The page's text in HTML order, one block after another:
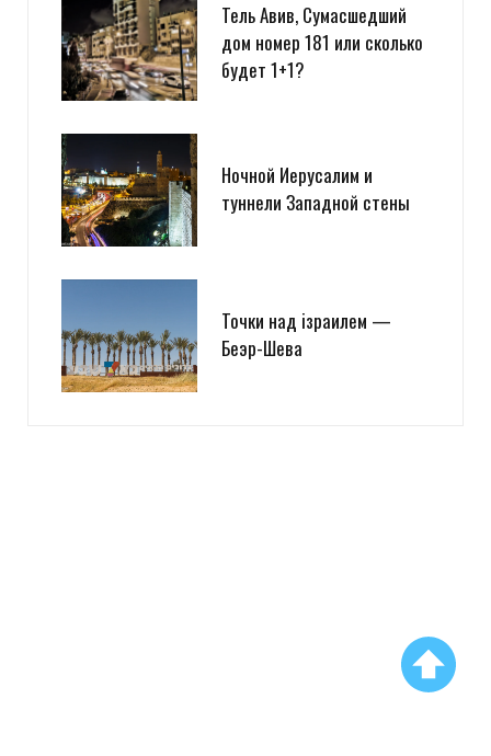
Тель Авив, Сумасшедший
дом номер 181 или сколько
будет 1+1?
Ночной Иерусалим и
туннели Западной стены
Точки над iзраилем —
Беэр-Шева